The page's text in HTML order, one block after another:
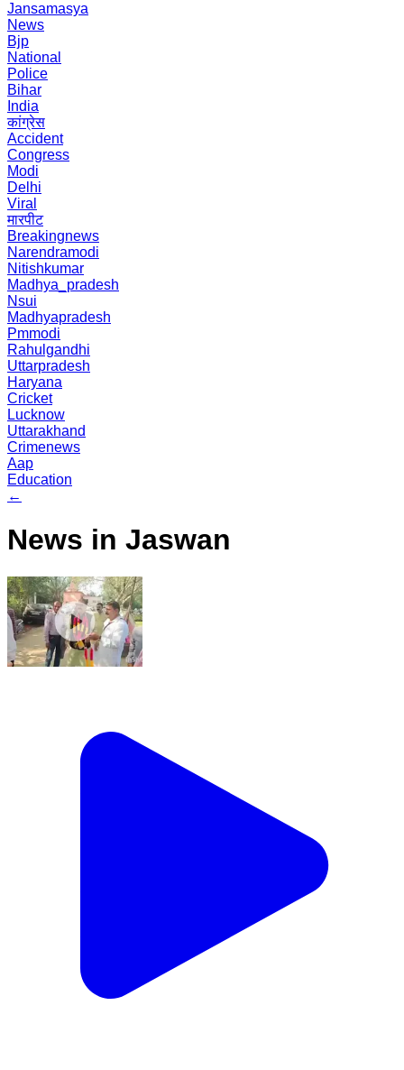
Jansamasya
News
Bjp
National
Police
Bihar
India
कांग्रेस
Accident
Congress
Modi
Delhi
Viral
मारपीट
Breakingnews
Narendramodi
Nitishkumar
Madhya_pradesh
Nsui
Madhyapradesh
Pmmodi
Rahulgandhi
Uttarpradesh
Haryana
Cricket
Lucknow
Uttarakhand
Crimenews
Aap
Education
←
News in Jaswan